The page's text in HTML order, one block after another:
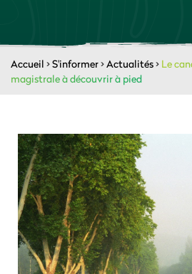
Accueil >S'informer>Actualités> Le
magistrale à découvrir à pied